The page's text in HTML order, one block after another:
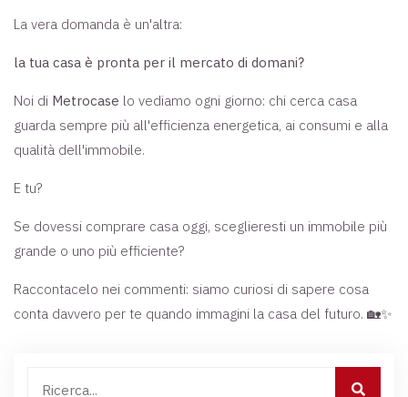
La vera domanda è un'altra:
la tua casa è pronta per il mercato di domani?
Noi di Metrocase lo vediamo ogni giorno: chi cerca casa
guarda sempre più all'efficienza energetica, ai consumi e alla
qualità dell'immobile.
E tu?
Se dovessi comprare casa oggi, sceglieresti un immobile più
grande o uno più efficiente?
Raccontacelo nei commenti: siamo curiosi di sapere cosa
conta davvero per te quando immagini la casa del futuro. 🏡✨